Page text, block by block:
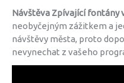
Návštěva Zpívající fontány
neobyčejným zážitkem a
návštěvy města, proto
nevynechat z vašeho